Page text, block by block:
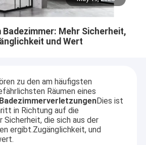
Badezimmer: Mehr Sicherheit,
und Wert
zu den am häufigsten
Räumen eines
Dies ist
in Richtung auf die
Sicherheit, die sich aus der
ergibt.Zugänglichkeit, und